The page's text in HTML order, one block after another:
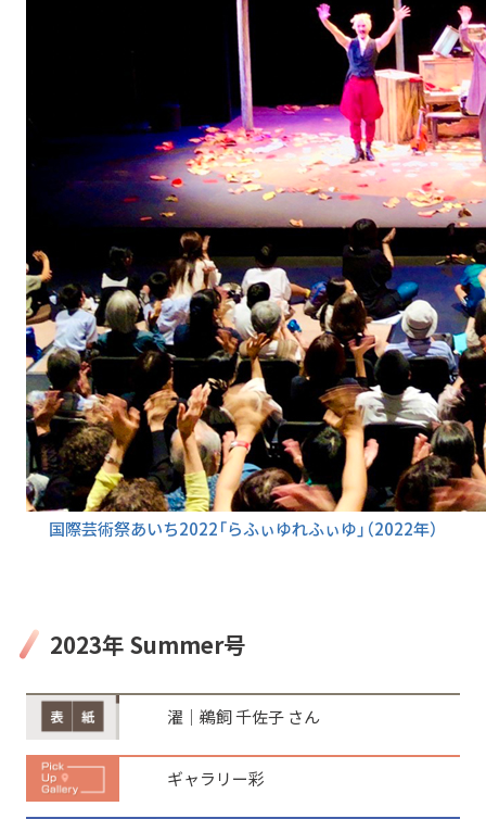
国際芸術祭あいち2022「らふぃゆれふぃゆ」（2022年）
2023年 Summer号
濯│鵜飼 千佐子 さん
ギャラリー彩